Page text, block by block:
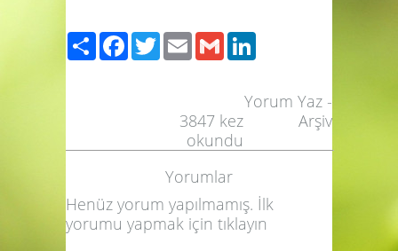
PaylaşFacebook
TwitterEmailGmail
Yorum Yaz -
Arşiv
3847 kez
okundu
Yorumlar
Henüz yorum yapılmamış. İlk
yorumu yapmak için tıklayın